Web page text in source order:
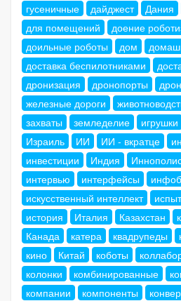
гусеничные
дайджест Дания
для помещений
доение
доильные роботы
дом
доставка беспилотниками
дронизация
дронопорты
железные дороги
захваты
земледелие игрушки
Израиль
ИИ ИИ - вкратце
инвестиции
Индия
интервью
интерфейсы
искусственный интеллект
история
Италия Казахстан
Канада
катера квадрупеды
кино
Китай коботы
колонки
комбинированные
компании
компоненты